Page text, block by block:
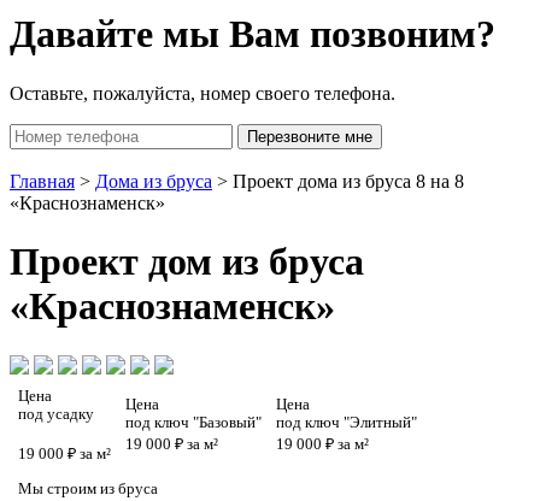
Давайте мы Вам позвоним?
Оставьте, пожалуйста, номер своего телефона.
Главная > Дома из бруса > Проект дома из бруса 8 на 8
«Краснознаменск»
Проект дом из бруса
«Краснознаменск»
Цена
под усадку
19 000 ₽ за м²
Цена
под ключ "Базовый"
19 000 ₽ за м²
Цена
под ключ "Элитный"
19 000 ₽ за м²
Мы строим из бруса